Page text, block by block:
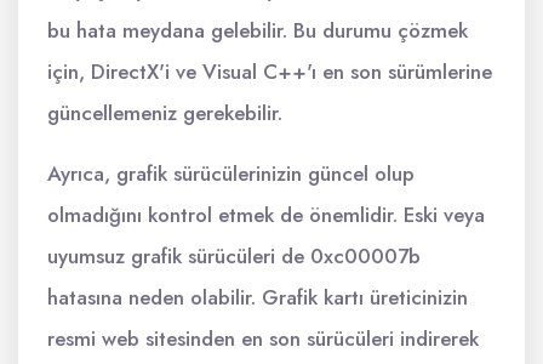
bu hata meydana gelebilir. Bu durumu çözmek
için, DirectX'i ve Visual C++'ı en son sürümlerine
güncellemeniz gerekebilir.
Ayrıca, grafik sürücülerinizin güncel olup
olmadığını kontrol etmek de önemlidir. Eski veya
uyumsuz grafik sürücüleri de 0xc00007b
hatasına neden olabilir. Grafik kartı üreticinizin
resmi web sitesinden en son sürücüleri indirerek